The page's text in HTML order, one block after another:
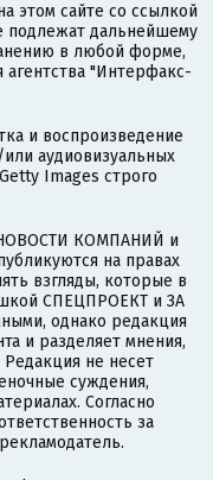
этом сайте со ссылкой
подлежат дальнейшему
в любой форме,
"Интерфакс-
и воспроизведение
аудиовизуальных
Images строго
НОВОСТИ КОМПАНИЙ и
на правах
взгляды, которые в
СПЕЦПРОЕКТ и ЗА
однако редакция
и разделяет мнения,
не несет
суждения,
Согласно
за